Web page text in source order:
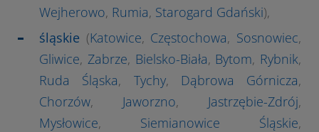
Wejherowo, Rumia, Starogard Gdański),
śląskie (Katowice, Częstochowa, Sosnowiec,
Gliwice, Zabrze, Bielsko-Biała, Bytom, Rybnik,
Ruda Śląska, Tychy, Dąbrowa Górnicza,
Chorzów, Jaworzno, Jastrzębie-Zdrój,
Mysłowice, Siemianowice Śląskie,